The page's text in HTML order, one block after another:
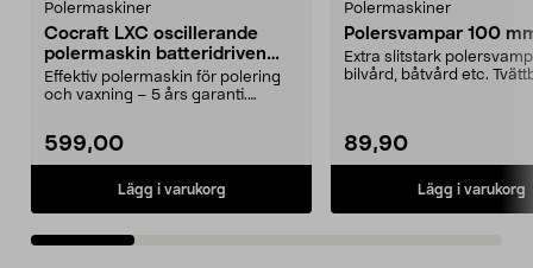
Polermaskiner
Cocraft LXC oscillerande
polermaskin batteridriven
P18-BL
Effektiv polermaskin för polering
och vaxning – 5 års garanti.
599,00
Lägg i varukorg
Polermaskiner
Polersvampar 100
Extra slitstark
bilvård, båtvård etc.
89,90
Lägg i varukorg